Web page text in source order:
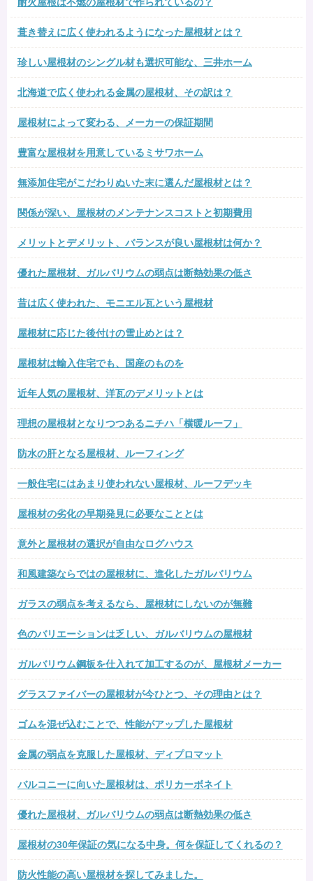
葺き替えに広く使われるようになった屋根材とは？
珍しい屋根材のシングル材も選択可能な、三井ホーム
北海道で広く使われる金属の屋根材、その訳は？
屋根材によって変わる、メーカーの保証期間
豊富な屋根材を用意しているミサワホーム
無添加住宅がこだわりぬいた末に選んだ屋根材とは？
関係が深い、屋根材のメンテナンスコストと初期費用
メリットとデメリット、バランスが良い屋根材は何か？
優れた屋根材、ガルバリウムの弱点は断熱効果の低さ
昔は広く使われた、モニエル瓦という屋根材
屋根材に応じた後付けの雪止めとは？
屋根材は輸入住宅でも、国産のものを
近年人気の屋根材、洋瓦のデメリットとは
理想の屋根材となりつつあるニチハ「横暖ルーフ」
防水の肝となる屋根材、ルーフィング
一般住宅にはあまり使われない屋根材、ルーフデッキ
屋根材の劣化の早期発見に必要なこととは
意外と屋根材の選択が自由なログハウス
和風建築ならではの屋根材に、進化したガルバリウム
ガラスの弱点を考えるなら、屋根材にしないのが無難
色のバリエーションは乏しい、ガルバリウムの屋根材
ガルバリウム鋼板を仕入れて加工するのが、屋根材メーカー
グラスファイバーの屋根材が今ひとつ、その理由とは？
ゴムを混ぜ込むことで、性能がアップした屋根材
金属の弱点を克服した屋根材、ディプロマット
バルコニーに向いた屋根材は、ポリカーボネイト
優れた屋根材、ガルバリウムの弱点は断熱効果の低さ
屋根材の30年保証の気になる中身。何を保証してくれるの？
防火性能の高い屋根材を探してみました。